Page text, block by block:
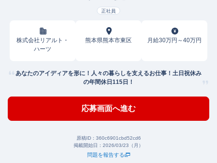
正社員
株式会社リアルト・
ハーツ
熊本県熊本市東区 月給30万円～40万円
あなたのアイディアを形に！人々の暮らしを支えるお仕事！土日祝休み
の年間休日115日！
応募画面へ進む
原稿ID： 360c6901cbd52cd6
掲載開始日： 2026/03/23（月）
問題を報告する